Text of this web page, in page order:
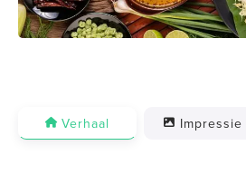
Verhaal Impressie